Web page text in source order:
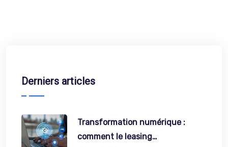
Derniers articles
Transformation numérique :
comment le leasing…